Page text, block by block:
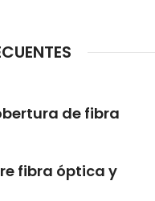
de fibra
fibra óptica y